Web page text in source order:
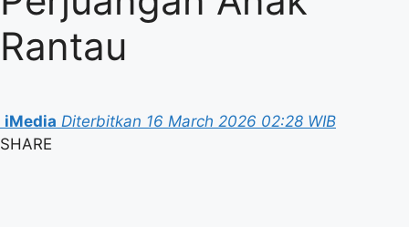
Rantau
iMedia Diterbitkan 16 March 2026 02:28 WIB
SHARE